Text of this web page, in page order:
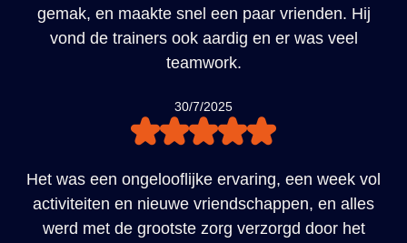
gemak, en maakte snel een paar vrienden. Hij
vond de trainers ook aardig en er was veel
teamwork.
30/7/2025
Het was een ongelooflijke ervaring, een week vol
activiteiten en nieuwe vriendschappen, en alles
werd met de grootste zorg verzorgd door het